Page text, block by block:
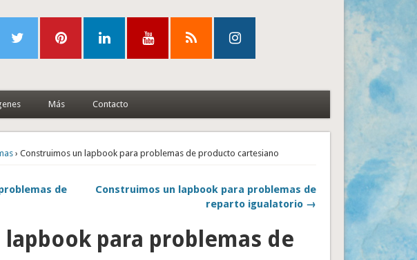
Más Contacto
› Construimos un lapbook para problemas de producto cartesiano
de
Construimos un lapbook para problemas de
reparto igualatorio →
para problemas de